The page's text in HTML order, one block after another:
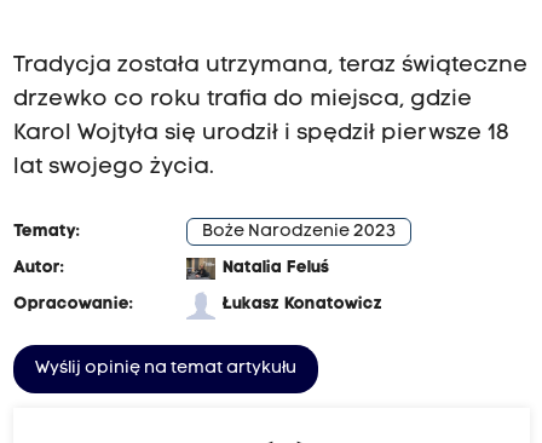
Tradycja została utrzymana, teraz świąteczne
drzewko co roku trafia do miejsca, gdzie
Karol Wojtyła się urodził i spędził pierwsze 18
lat swojego życia.
Tematy:
Boże Narodzenie 2023
Autor:
Natalia Feluś
Opracowanie:
Łukasz Konatowicz
Wyślij opinię na temat artykułu